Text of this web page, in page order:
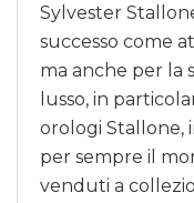
Sylvester
successo come
ma anche per la
lusso, in
orologi Stallone,
per sempre il
venduti a